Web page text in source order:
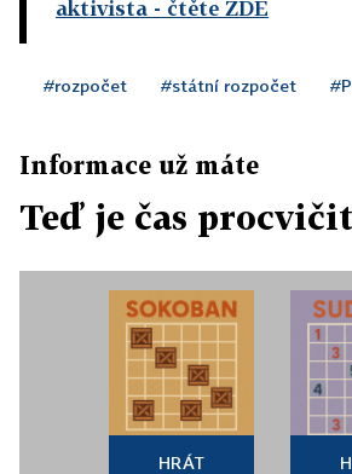
aktivista - čtěte ZDE
#rozpočet #státní rozpočet
Informace už máte
Teď je čas
HRÁT